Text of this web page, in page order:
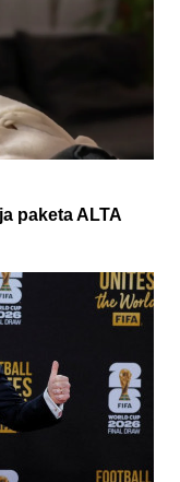
paketa ALTA